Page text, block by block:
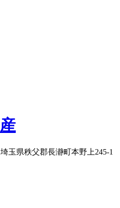
埼玉県秩父郡長瀞町本野上245-1